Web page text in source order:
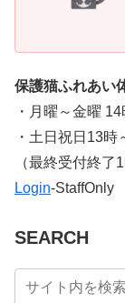
保護猫ふれあい
・月曜～金曜
・土日祝日13時
（最終受付終了
Login-StaffOnly
SEARCH